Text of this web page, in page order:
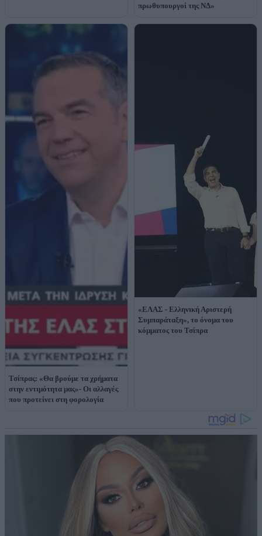
πρωθυπουργοί της ΝΔ»
Τσίπρας: «Θα βρούμε τα χρήματα
στην εντιμότητα μας»- Οι αλλαγές
που προτείνει στη φορολογία
«ΕΛΑΣ - Ελληνική Αριστερή
Συμπαράταξη», το όνομα του
κόμματος του Τσίπρα